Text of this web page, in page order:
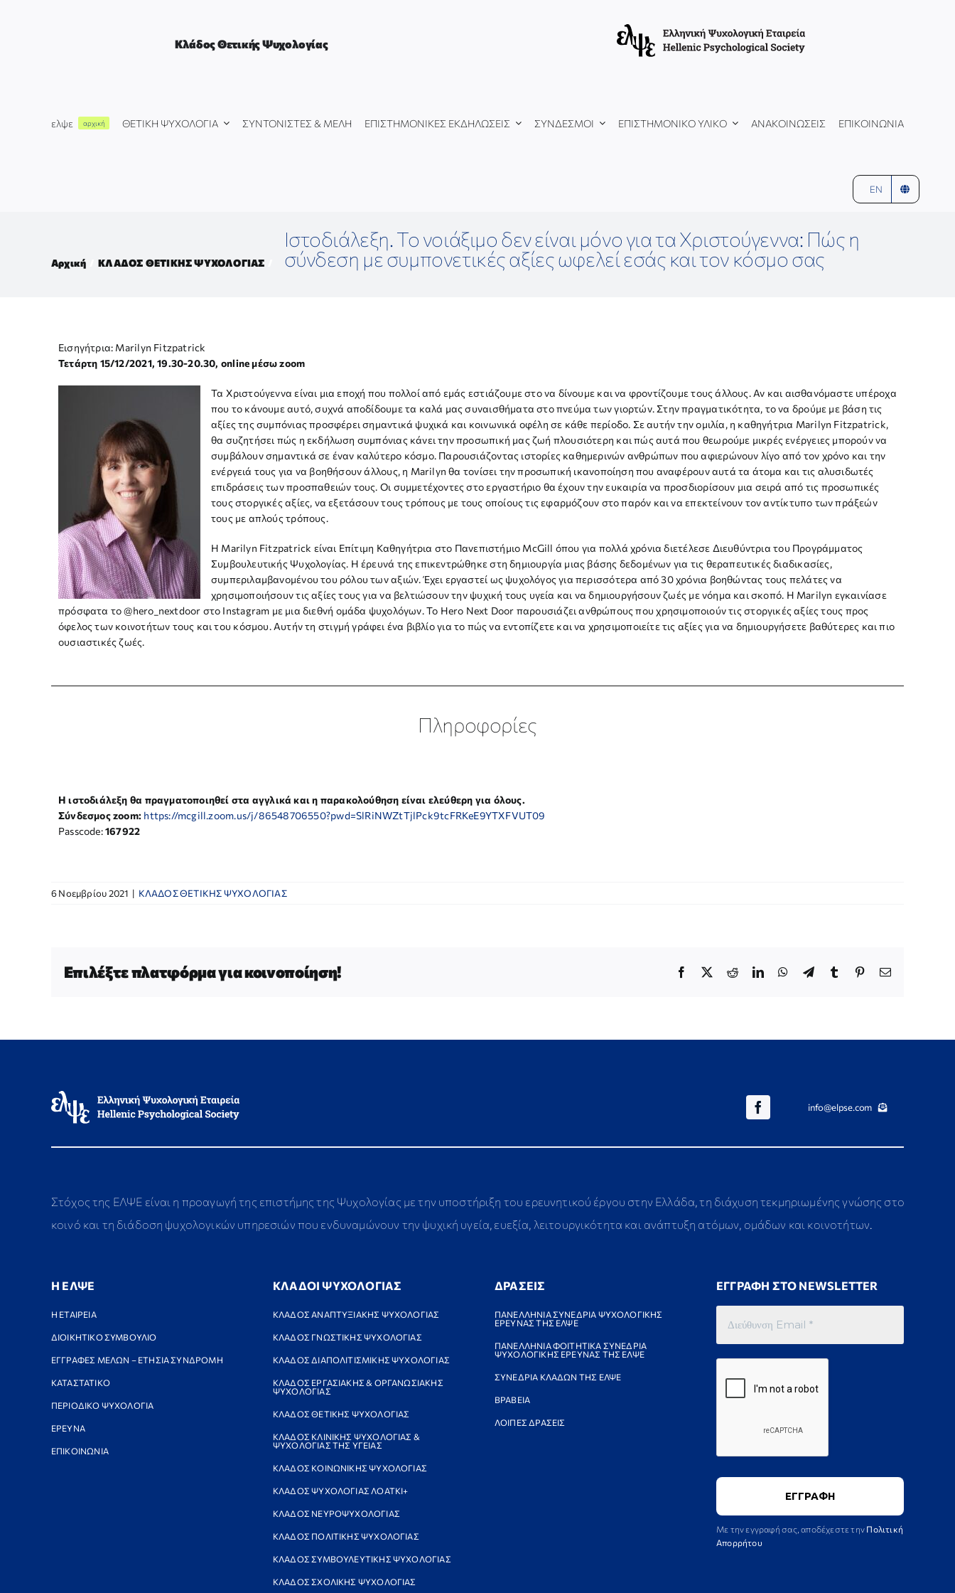
Κλάδος Θετικής Ψυχολογίας
ελψε αρχική ΘΕΤΙΚΗ ΨΥΧΟΛΟΓΙΑ ΣΥΝΤΟΝΙΣΤΕΣ & ΜΕΛΗ ΕΠΙΣΤΗΜΟΝΙΚΕΣ ΕΚΔΗΛΩΣΕΙΣ ΣΥΝΔΕΣΜΟΙ ΕΠΙΣΤΗΜΟΝΙΚΟ ΥΛΙΚΟ ΑΝΑΚΟΙΝΩΣΕΙΣ ΕΠΙΚΟΙΝΩΝΙΑ
EN
Ιστοδιάλεξη. Το νοιάξιμο δεν είναι μόνο για τα Χριστούγεννα: Πώς η
σύνδεση με συμπονετικές αξίες ωφελεί εσάς και τον κόσμο σας
Αρχική ΚΛΑΔΟΣ ΘΕΤΙΚΗΣ ΨΥΧΟΛΟΓΙΑΣ
Εισηγήτρια: Marilyn Fitzpatrick
Τετάρτη 15/12/2021, 19.30-20.30, online μέσω zoom
Τα Χριστούγεννα είναι μια εποχή που πολλοί από εμάς εστιάζουμε στο να δίνουμε και να φροντίζουμε τους άλλους. Αν και αισθανόμαστε υπέροχα
που το κάνουμε αυτό, συχνά αποδίδουμε τα καλά μας συναισθήματα στο πνεύμα των γιορτών. Στην πραγματικότητα, το να δρούμε με βάση τις
αξίες της συμπόνιας προσφέρει σημαντικά ψυχικά και κοινωνικά οφέλη σε κάθε περίοδο. Σε αυτήν την ομιλία, η καθηγήτρια Marilyn Fitzpatrick,
θα συζητήσει πώς η εκδήλωση συμπόνιας κάνει την προσωπική μας ζωή πλουσιότερη και πώς αυτά που θεωρούμε μικρές ενέργειες μπορούν να
συμβάλουν σημαντικά σε έναν καλύτερο κόσμο. Παρουσιάζοντας ιστορίες καθημερινών ανθρώπων που αφιερώνουν λίγο από τον χρόνο και την
ενέργειά τους για να βοηθήσουν άλλους, η Marilyn θα τονίσει την προσωπική ικανοποίηση που αναφέρουν αυτά τα άτομα και τις αλυσιδωτές
επιδράσεις των προσπαθειών τους. Οι συμμετέχοντες στο εργαστήριο θα έχουν την ευκαιρία να προσδιορίσουν μια σειρά από τις προσωπικές
τους στοργικές αξίες, να εξετάσουν τους τρόπους με τους οποίους τις εφαρμόζουν στο παρόν και να επεκτείνουν τον αντίκτυπο των πράξεών
τους με απλούς τρόπους.
Η Marilyn Fitzpatrick είναι Επίτιμη Καθηγήτρια στο Πανεπιστήμιο McGill όπου για πολλά χρόνια διετέλεσε Διευθύντρια του Προγράμματος
Συμβουλευτικής Ψυχολογίας. Η έρευνά της επικεντρώθηκε στη δημιουργία μιας βάσης δεδομένων για τις θεραπευτικές διαδικασίες,
συμπεριλαμβανομένου του ρόλου των αξιών. Έχει εργαστεί ως ψυχολόγος για περισσότερα από 30 χρόνια βοηθώντας τους πελάτες να
χρησιμοποιήσουν τις αξίες τους για να βελτιώσουν την ψυχική τους υγεία και να δημιουργήσουν ζωές με νόημα και σκοπό. Η Marilyn εγκαινίασε
πρόσφατα το @hero_nextdoor στο Instagram με μια διεθνή ομάδα ψυχολόγων. Το Hero Next Door παρουσιάζει ανθρώπους που χρησιμοποιούν τις στοργικές αξίες τους προς
όφελος των κοινοτήτων τους και του κόσμου. Αυτήν τη στιγμή γράφει ένα βιβλίο για το πώς να εντοπίζετε και να χρησιμοποιείτε τις αξίες για να δημιουργήσετε βαθύτερες και πιο
ουσιαστικές ζωές.
Πληροφορίες
Η ιστοδιάλεξη θα πραγματοποιηθεί στα αγγλικά και η παρακολούθηση είναι ελεύθερη για όλους.
Σύνδεσμοςzoom: https://mcgill.zoom.us/j/86548706550?pwd=SlRiNWZtTjlPck9tcFRKeE9YTXFVUT09
Passcode:167922
6 Νοεμβρίου 2021 | ΚΛΑΔΟΣ ΘΕΤΙΚΗΣ ΨΥΧΟΛΟΓΙΑΣ
Επιλέξτε πλατφόρμα για κοινοποίηση! Facebook
X RedditLinkedInWhatsApp
TelegramTumblr PinterestEmail
info@elpse.com
Στόχος της ΕΛΨΕ είναι η προαγωγή της επιστήμης της Ψυχολογίας με την υποστήριξη του ερευνητικού έργου στην Ελλάδα, τη διάχυση τεκμηριωμένης γνώσης στο
κοινό και τη διάδοση ψυχολογικών υπηρεσιών που ενδυναμώνουν την ψυχική υγεία, ευεξία, λειτουργικότητα και ανάπτυξη ατόμων, ομάδων και κοινοτήτων.
Η ΕΛΨΕ
Η ΕΤΑΙΡΕΙΑ
ΔΙΟΙΚΗΤΙΚΟ ΣΥΜΒΟΥΛΙΟ
ΕΓΓΡΑΦΕΣ ΜΕΛΩΝ – ΕΤΗΣΙΑ ΣΥΝΔΡΟΜΗ
ΚΑΤΑΣΤΑΤΙΚΟ
ΠΕΡΙΟΔΙΚΟ ΨΥΧΟΛΟΓΙΑ
ΕΡΕΥΝΑ
ΕΠΙΚΟΙΝΩΝΙΑ
ΚΛΑΔΟΙ ΨΥΧΟΛΟΓΙΑΣ
ΚΛΑΔΟΣ ΑΝΑΠΤΥΞΙΑΚΗΣ ΨΥΧΟΛΟΓΙΑΣ
ΚΛΑΔΟΣ ΓΝΩΣΤΙΚΗΣ ΨΥΧΟΛΟΓΙΑΣ
ΚΛΑΔΟΣ ΔΙΑΠΟΛΙΤΙΣΜΙΚΗΣ ΨΥΧΟΛΟΓΙΑΣ
ΚΛΑΔΟΣ ΕΡΓΑΣΙΑΚΗΣ & ΟΡΓΑΝΩΣΙΑΚΗΣ
ΨΥΧΟΛΟΓΙΑΣ
ΚΛΑΔΟΣ ΘΕΤΙΚΗΣ ΨΥΧΟΛΟΓΙΑΣ
ΚΛΑΔΟΣ ΚΛΙΝΙΚΗΣ ΨΥΧΟΛΟΓΙΑΣ &
ΨΥΧΟΛΟΓΙΑΣ ΤΗΣ ΥΓΕΙΑΣ
ΚΛΑΔΟΣ ΚΟΙΝΩΝΙΚΗΣ ΨΥΧΟΛΟΓΙΑΣ
ΚΛΑΔΟΣ ΨΥΧΟΛΟΓΙΑΣ ΛΟΑΤΚΙ+
ΚΛΑΔΟΣ ΝΕΥΡΟΨΥΧΟΛΟΓΙΑΣ
ΚΛΑΔΟΣ ΠΟΛΙΤΙΚΗΣ ΨΥΧΟΛΟΓΙΑΣ
ΚΛΑΔΟΣ ΣΥΜΒΟΥΛΕΥΤΙΚΗΣ ΨΥΧΟΛΟΓΙΑΣ
ΚΛΑΔΟΣ ΣΧΟΛΙΚΗΣ ΨΥΧΟΛΟΓΙΑΣ
ΔΡΑΣΕΙΣ
ΠΑΝΕΛΛΗΝΙΑ ΣΥΝΕΔΡΙΑ ΨΥΧΟΛΟΓΙΚΗΣ
ΕΡΕΥΝΑΣ ΤΗΣ ΕΛΨΕ
ΠΑΝΕΛΛΗΝΙΑ ΦΟΙΤΗΤΙΚΑ ΣΥΝΕΔΡΙΑ
ΨΥΧΟΛΟΓΙΚΗΣ ΕΡΕΥΝΑΣ ΤΗΣ ΕΛΨΕ
ΣΥΝΕΔΡΙΑ ΚΛΑΔΩΝ ΤΗΣ ΕΛΨΕ
ΒΡΑΒΕΙΑ
ΛΟΙΠΕΣ ΔΡΑΣΕΙΣ
ΕΓΓΡΑΦΗ ΣΤΟ NEWSLETTER
Με την εγγραφή σας, αποδέχεστε την Πολιτική
Απορρήτου